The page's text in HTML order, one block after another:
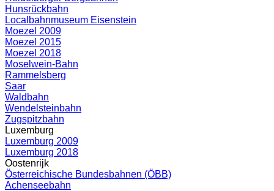
Hunsrückbahn
Localbahnmuseum Eisenstein
Moezel 2009
Moezel 2015
Moezel 2018
Moselwein-Bahn
Rammelsberg
Saar
Waldbahn
Wendelsteinbahn
Zugspitzbahn
Luxemburg
Luxemburg 2009
Luxemburg 2018
Oostenrijk
Österreichische Bundesbahnen (ÖBB)
Achenseebahn